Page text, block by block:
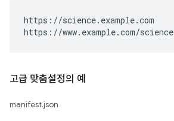
https://science.example.com
https://www.example.com/science
고급 맞춤설정의 예
manifest.json